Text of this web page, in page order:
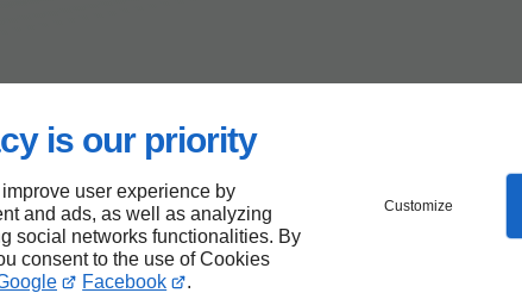
is our priority
user experience by
and ads, as well as analyzing
social networks functionalities. By
consent to the use of Cookies
Facebook .
Customize